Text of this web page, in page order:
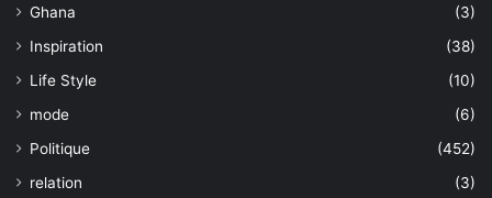
Ghana
(3)
Inspiration
(38)
Life Style
(10)
mode
(6)
Politique
(452)
relation
(3)